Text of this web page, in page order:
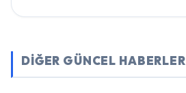
DİĞER GÜNCEL HABERLER